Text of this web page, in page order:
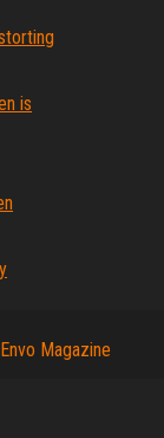
is
Envo Magazine